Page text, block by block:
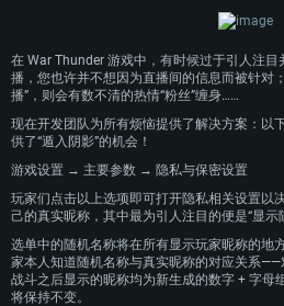
在 War Thunder 游戏中，有时候过于引人注
播，您也许并不想因为直播间的信息而被针对
播”，则会有数不清的热情“粉丝”缠身……
现在开发团队为所有烦恼提供了解决方案：以
供了“遁入阴影”的机会！
游戏设置 → 主要参数 → 隐私与保密设置
玩家们点击以上选项即可打开隐私相关设置以
己的真实昵称，其中最为引人注目的便是“显示
选单中的随机名称将在所有显示玩家昵称的地
家本人知道随机名称与真实昵称的对应关系
战斗之后显示的昵称均为新生成的数字 + 字母
将保持不变。